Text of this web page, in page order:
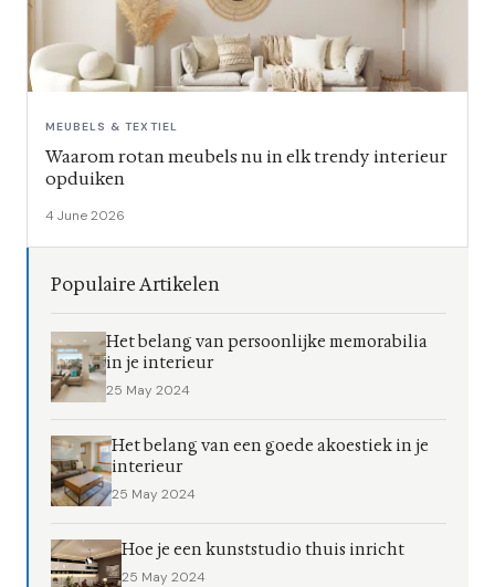
MEUBELS & TEXTIEL
Waarom rotan meubels nu in elk trendy interieur
opduiken
4 June 2026
Populaire Artikelen
Het belang van persoonlijke memorabilia
in je interieur
25 May 2024
Het belang van een goede akoestiek in je
interieur
25 May 2024
Hoe je een kunststudio thuis inricht
25 May 2024